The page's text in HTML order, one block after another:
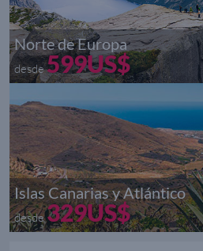
Norte de Europa
desde599US$
Islas Canarias y Atlántico
desde329US$